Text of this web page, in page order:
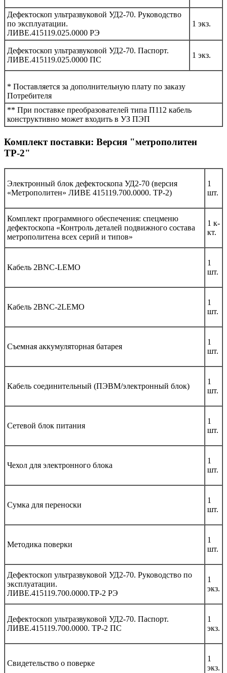
Дефектоскоп ультразвуковой УД2-70. Руководство
по эксплуатации.
ЛИВЕ.415119.025.0000 РЭ
1 экз.
Дефектоскоп ультразвуковой УД2-70. Паспорт.
ЛИВЕ.415119.025.0000 ПС
1 экз.
* Поставляется за дополнительную плату по заказу
Потребителя
** При поставке преобразователей типа П112 кабель
конструктивно может входить в УЗ ПЭП
Комплект поставки: Версия "метрополитен
ТР-2"
Электронный блок дефектоскопа УД2-70 (версия
«Метрополитен» ЛИВЕ 415119.700.0000. ТР-2)
1
шт.
Комплект программного обеспечения: спецменю
дефектоскопа «Контроль деталей подвижного состава
метрополитена всех серий и типов»
1 к-
кт.
Кабель 2BNC-LEMO
1
шт.
Кабель 2BNC-2LEMO
1
шт.
Съемная аккумуляторная батарея
1
шт.
Кабель соединительный (ПЭВМ/электронный блок)
1
шт.
Сетевой блок питания
1
шт.
Чехол для электронного блока
1
шт.
Сумка для переноски
1
шт.
Методика поверки
1
шт.
Дефектоскоп ультразвуковой УД2-70. Руководство по
эксплуатации.
ЛИВЕ.415119.700.0000.ТР-2 РЭ
1
экз.
Дефектоскоп ультразвуковой УД2-70. Паспорт.
ЛИВЕ.415119.700.0000. ТР-2 ПС
1
экз.
Свидетельство о поверке
1
экз.